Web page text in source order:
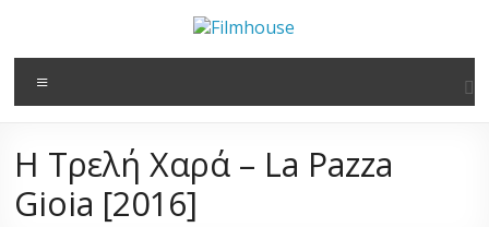
περιεχόμενο
Filmhouse
Νέα
Λέσχη
Καλαμάτας
Η Τρελή Χαρά – La Pazza
Gioia [2016]